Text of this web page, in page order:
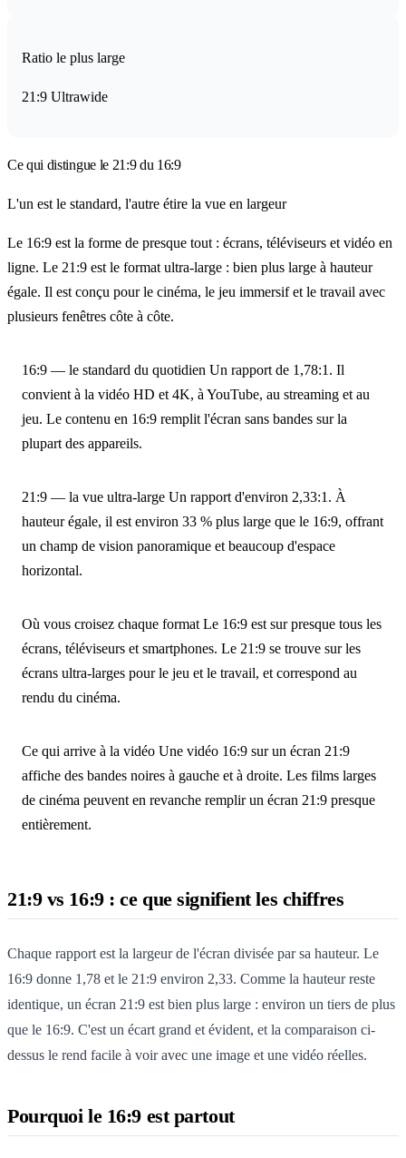
Ratio le plus large
21:9 Ultrawide
Ce qui distingue le 21:9 du 16:9
L'un est le standard, l'autre étire la vue en largeur
Le 16:9 est la forme de presque tout : écrans, téléviseurs et vidéo en
ligne. Le 21:9 est le format ultra-large : bien plus large à hauteur
égale. Il est conçu pour le cinéma, le jeu immersif et le travail avec
plusieurs fenêtres côte à côte.
16:9 — le standard du quotidien Un rapport de 1,78:1. Il
convient à la vidéo HD et 4K, à YouTube, au streaming et au
jeu. Le contenu en 16:9 remplit l'écran sans bandes sur la
plupart des appareils.
21:9 — la vue ultra-large Un rapport d'environ 2,33:1. À
hauteur égale, il est environ 33 % plus large que le 16:9, offrant
un champ de vision panoramique et beaucoup d'espace
horizontal.
Où vous croisez chaque format Le 16:9 est sur presque tous les
écrans, téléviseurs et smartphones. Le 21:9 se trouve sur les
écrans ultra-larges pour le jeu et le travail, et correspond au
rendu du cinéma.
Ce qui arrive à la vidéo Une vidéo 16:9 sur un écran 21:9
affiche des bandes noires à gauche et à droite. Les films larges
de cinéma peuvent en revanche remplir un écran 21:9 presque
entièrement.
21:9 vs 16:9 : ce que signifient les chiffres
Chaque rapport est la largeur de l'écran divisée par sa hauteur. Le
16:9 donne 1,78 et le 21:9 environ 2,33. Comme la hauteur reste
identique, un écran 21:9 est bien plus large : environ un tiers de plus
que le 16:9. C'est un écart grand et évident, et la comparaison ci-
dessus le rend facile à voir avec une image et une vidéo réelles.
Pourquoi le 16:9 est partout